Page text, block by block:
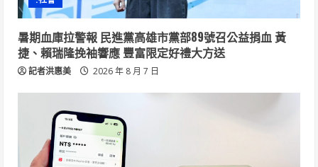
暑期血庫拉警報 民進黨高雄市黨部89號召公益捐血 黃
捷、賴瑞隆挽袖響應 豐富限定好禮大方送
記者洪惠美 2026 年 8 月 7 日